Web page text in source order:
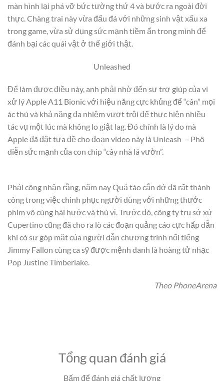
màn hình lại phá vỡ bức tường thứ 4 và bước ra ngoài đời
thực. Chàng trai này vừa đấu đá với những sinh vật xấu xa
trong game, vừa sử dụng sức mạnh tiềm ẩn trong mình để
đánh bại các quái vật ở thế giới thật.
Unleashed
Để làm được điều này, anh phải nhờ đến sự trợ giúp của vi
xử lý Apple A11 Bionic với hiệu năng cực khủng để “cân” mọi
ác thú và khả năng đa nhiệm vượt trội để thực hiện nhiều
tác vụ một lúc mà không lo giật lag. Đó chính là lý do mà
Apple đã đặt tựa đề cho đoạn video này là Unleash – Phô
diễn sức mạnh của con chip “cây nhà lá vườn”.
Phải công nhận rằng, năm nay Quả táo cắn dở đã rất thành
công trong việc chinh phục người dùng với những thước
phim vô cùng hài hước và thú vị. Trước đó, công ty trụ sở xứ
Cupertino cũng đã cho ra lò các đoạn quảng cáo cực hấp dẫn
khi có sự góp mặt của người dẫn chương trình nổi tiếng
Jimmy Fallon cùng ca sỹ được mệnh danh là hoàng tử nhạc
Pop Justine Timberlake.
Theo PhoneArena
Tổng quan đánh giá
Bấm để đánh giá chất lượng